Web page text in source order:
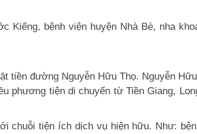
bệnh viện huyện Nhà Bè, nha
tiền đường Nguyễn Hữu Thọ. Nguyễn
tiện di chuyển từ Tiền Giang,
chuỗi tiện ích dịch vụ hiện hữu. Như: